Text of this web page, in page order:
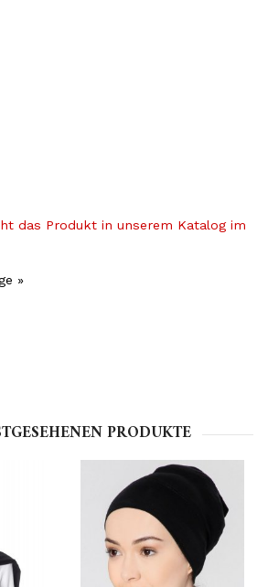
das Produkt in unserem Katalog im
»
PRODUKTE